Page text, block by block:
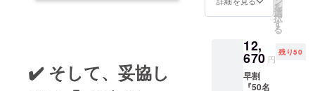
✔️ そして、妥協し
φ257×
H50mm
350g 生
産地：
日本 素
材：
PLA＋
を
選
択
す
る
12,
670 円
残り50
早割
『50名